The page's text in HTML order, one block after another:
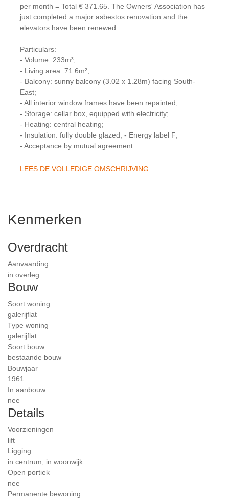
per month = Total € 371.65. The Owners' Association has
just completed a major asbestos renovation and the
elevators have been renewed.
Particulars:
- Volume: 233m³;
- Living area: 71.6m²;
- Balcony: sunny balcony (3.02 x 1.28m) facing South-
East;
- All interior window frames have been repainted;
- Storage: cellar box, equipped with electricity;
- Heating: central heating;
- Insulation: fully double glazed; - Energy label F;
- Acceptance by mutual agreement.
LEES DE VOLLEDIGE OMSCHRIJVING
Kenmerken
Overdracht
Aanvaarding
in overleg
Bouw
Soort woning
galerijflat
Type woning
galerijflat
Soort bouw
bestaande bouw
Bouwjaar
1961
In aanbouw
nee
Details
Voorzieningen
lift
Ligging
in centrum, in woonwijk
Open portiek
nee
Permanente bewoning